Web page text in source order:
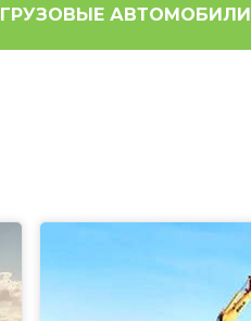
ГРУЗОВЫЕ АВТОМОБИЛИ